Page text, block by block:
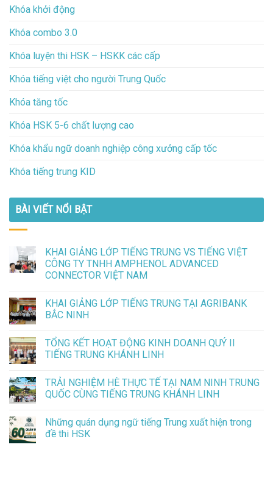
Khóa khởi động
Khóa combo 3.0
Khóa luyện thi HSK – HSKK các cấp
Khóa tiếng việt cho người Trung Quốc
Khóa tăng tốc
Khóa HSK 5-6 chất lượng cao
Khóa khẩu ngữ doanh nghiệp công xưởng cấp tốc
Khóa tiếng trung KID
BÀI VIẾT NỔI BẬT
KHAI GIẢNG LỚP TIẾNG TRUNG VS TIẾNG VIỆT
CÔNG TY TNHH AMPHENOL ADVANCED
CONNECTOR VIỆT NAM
KHAI GIẢNG LỚP TIẾNG TRUNG TẠI AGRIBANK
BẮC NINH
TỔNG KẾT HOẠT ĐỘNG KINH DOANH QUÝ II
TIẾNG TRUNG KHÁNH LINH
TRẢI NGHIỆM HÈ THỰC TẾ TẠI NAM NINH TRUNG
QUỐC CÙNG TIẾNG TRUNG KHÁNH LINH
Những quán dụng ngữ tiếng Trung xuất hiện trong
đề thi HSK